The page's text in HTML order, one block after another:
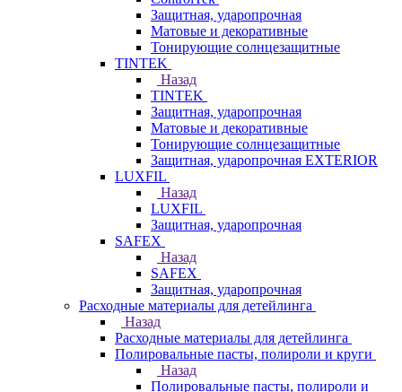
Защитная, ударопрочная
Матовые и декоративные
Тонирующие солнцезащитные
TINTEK
Назад
TINTEK
Защитная, ударопрочная
Матовые и декоративные
Тонирующие солнцезащитные
Защитная, ударопрочная EXTERIOR
LUXFIL
Назад
LUXFIL
Защитная, ударопрочная
SAFEX
Назад
SAFEX
Защитная, ударопрочная
Расходные материалы для детейлинга
Назад
Расходные материалы для детейлинга
Полировальные пасты, полироли и круги
Назад
Полировальные пасты, полироли и